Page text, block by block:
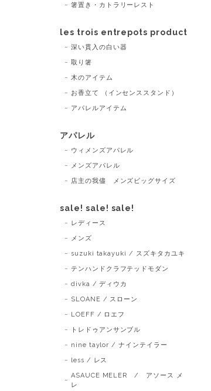
箸置き・カトラリーレスト
les trois entrepots product
深い貫入の白い器
取り箸
木のアイテム
お香立て （インセンススタンド）
アパレルアイテム
アパレル
ウィメンズアパレル
メンズアパレル
店主の我儘 メンズビッグサイズ
sale! sale! sale!
レディース
メンズ
suzuki takayuki / スズキタカユキ
テンハンドクラフテッドモダン
divka / ディウカ
SLOANE / スローン
LOEFF / ロエフ
トレドゥアンサンブル
nine taylor / ナインテイラー
less / レス
ASAUCE MELER / アソース メ
レ